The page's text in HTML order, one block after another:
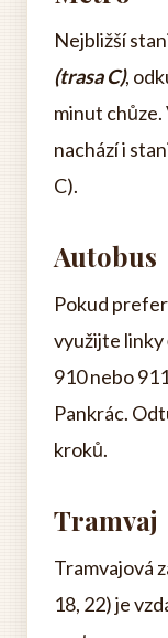
Nejbližší
(trasa C),
minut chůze.
nachází i
C).
Autobus
Pokud
využijte linky
910 nebo
Pankrác.
kroků.
Tramvaj
Tramvajová
18, 22) je